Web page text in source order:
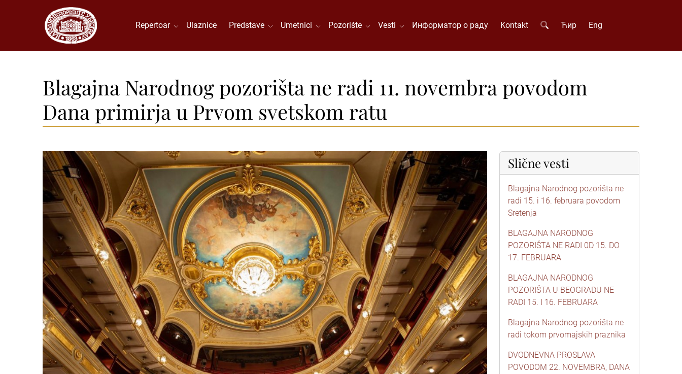
Repertoar Ulaznice Predstave Umetnici Pozorište Vesti Информатор о раду Kontakt Ћир Eng
Blagajna Narodnog pozorišta ne radi 11. novembra povodom
Dana primirja u Prvom svetskom ratu
Slične vesti
Blagajna Narodnog pozorišta ne
radi 15. i 16. februara povodom
Sretenja
BLAGAJNA NARODNOG
POZORIŠTA NE RADI 0D 15. DO
17. FEBRUARA
BLAGAJNA NARODNOG
POZORIŠTA U BEOGRADU NE
RADI 15. I 16. FEBRUARA
Blagajna Narodnog pozorišta ne
radi tokom prvomajskih praznika
DVODNEVNA PROSLAVA
POVODOM 22. NOVEMBRA, DANA